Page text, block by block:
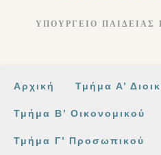
ΥΠΟΥΡΓΕΊΟ
Αρχική Τμήμα Α’
Τμήμα Β’ Οικονομικού
Τμήμα Γ’ Προσωπικού